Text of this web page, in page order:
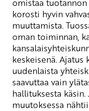
korosti hyvin
muuttamista.
oman toiminnan,
keskeisenä. Ajatus
uudenlaista
saavuttaa vain
hallituksesta
muutoksessa